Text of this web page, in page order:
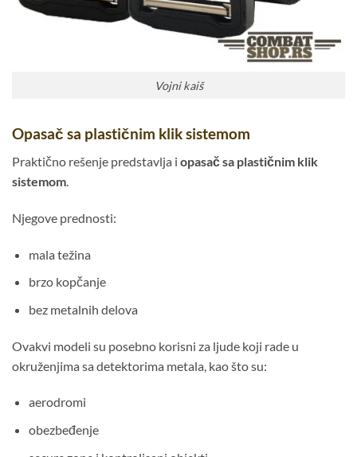
Vojni kaiš
Opasač sa plastičnim klik sistemom
Praktično rešenje predstavlja i opasač sa plastičnim klik
sistemom.
Njegove prednosti:
mala težina
brzo kopčanje
bez metalnih delova
Ovakvi modeli su posebno korisni za ljude koji rade u
okruženjima sa detektorima metala, kao što su:
aerodromi
obezbeđenje